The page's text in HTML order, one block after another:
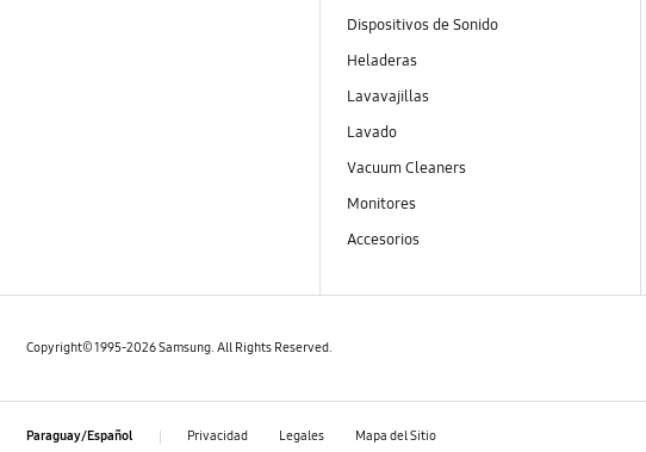
Dispositivos de Sonido
Heladeras
Lavavajillas
Lavado
Vacuum Cleaners
Monitores
Accesorios
Copyright© 1995-2026 Samsung. All Rights Reserved.
Paraguay/Español Privacidad Legales Mapa del Sitio